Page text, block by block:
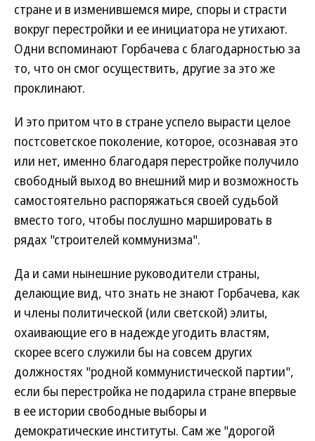
стране и в изменившемся мире, споры и страсти
вокруг перестройки и ее инициатора не утихают.
Одни вспоминают Горбачева с благодарностью за
то, что он смог осуществить, другие за это же
проклинают.
И это притом что в стране успело вырасти целое
постсоветское поколение, которое, осознавая это
или нет, именно благодаря перестройке получило
свободный выход во внешний мир и возможность
самостоятельно распоряжаться своей судьбой
вместо того, чтобы послушно маршировать в
рядах "строителей коммунизма".
Да и сами нынешние руководители страны,
делающие вид, что знать не знают Горбачева, как
и члены политической (или светской) элиты,
охаивающие его в надежде угодить властям,
скорее всего служили бы на совсем других
должностях "родной коммунистической партии",
если бы перестройка не подарила стране впервые
в ее истории свободные выборы и
демократические институты. Сам же "дорогой